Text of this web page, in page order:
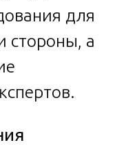
для
стороны, а